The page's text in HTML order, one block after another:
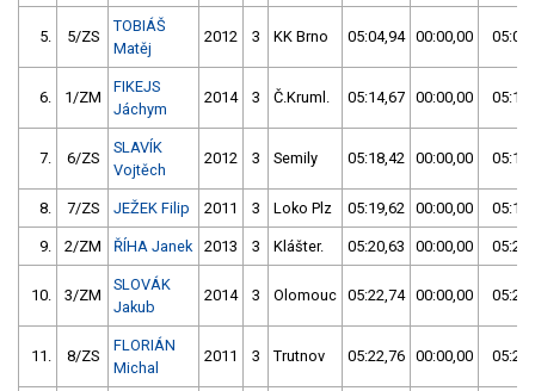
5. 5/ZS
TOBIÁŠ
Matěj
2012 3 KK Brno 05:04,94 00:00,00
6. 1/ZM
FIKEJS
Jáchym
2014 3 Č.Kruml. 05:14,67 00:00,00
7. 6/ZS
SLAVÍK
Vojtěch
2012 3 Semily 05:18,42 00:00,00
8. 7/ZS JEŽEK Filip 2011 3 Loko Plz 05:19,62 00:00,00
9. 2/ZM ŘÍHA Janek 2013 3 Klášter. 05:20,63 00:00,00
10. 3/ZM
SLOVÁK
Jakub
2014 3 Olomouc 05:22,74 00:00,00
11. 8/ZS
FLORIÁN
Michal
2011 3 Trutnov 05:22,76 00:00,00